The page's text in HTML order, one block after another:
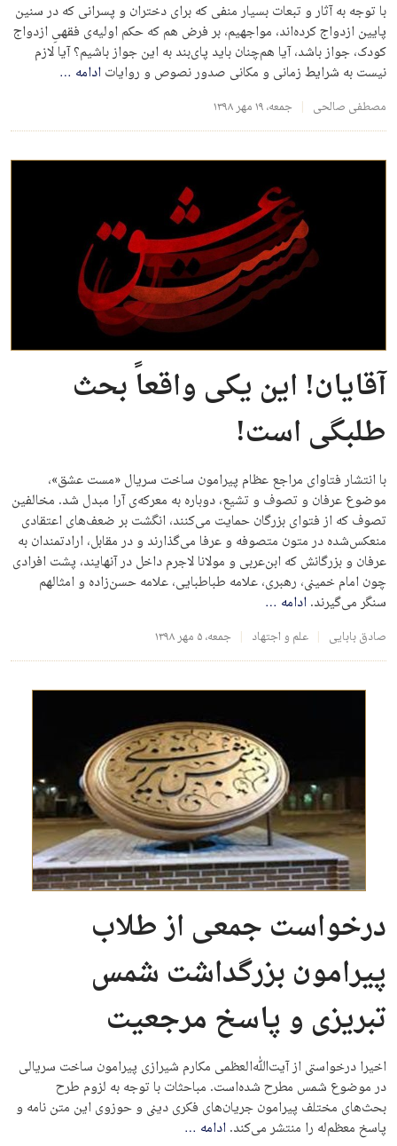
با توجه به آثار و تبعات بسیار منفی که برای دختران و پسرانی که در سنین
پایین ازدواج کرده‌اند، مواجهیم، بر فرض هم که حکم اولیه‌ی فقهیِ ازدواج
کودک، جواز باشد، آیا هم‌چنان باید پای‌بند به این جواز باشیم؟ آیا لازم
نیست به شرایط زمانی و مکانی صدور نصوص و روایاتادامه …
مصطفی صالحی جمعه، ۱۹ مهر ۱۳۹۸
آقایان! این یکی واقعاً بحث
طلبگی است!
با انتشار فتاوای مراجع عظام پیرامون ساخت سریال «مست عشق»،
موضوع عرفان و تصوف و تشیع، دوباره به معرکه‌ی آرا مبدل شد. مخالفین
تصوف که از فتوای بزرگان حمایت می‌کنند، انگشت بر ضعف‌های اعتقادی
منعکس‌شده در متون متصوفه و عرفا می‌گذارند و در مقابل، ارادتمندان به
عرفان و بزرگانش که ابن‌عربی و مولانا لاجرم داخل در آنهایند، پشت افرادی
چون امام خمینی، رهبری، علامه طباطبایی، علامه حسن‌زاده و امثالهم
سنگر می‌گیرند.ادامه …
صادق بابایی علم و اجتهاد جمعه، ۵ مهر ۱۳۹۸
درخواست جمعی از طلاب
پیرامون بزرگداشت شمس
تبریزی و پاسخ مرجعیت
اخیرا درخواستی از آیت‌الله‌العظمی مکارم شیرازی پیرامون ساخت سریالی
در موضوع شمس مطرح شده‌است. مباحثات با توجه به لزوم طرح
بحث‌های مختلف پیرامون جریان‌های فکری دینی و حوزوی این متن نامه و
پاسخ معظم‌له را منتشر می‌کند.ادامه …